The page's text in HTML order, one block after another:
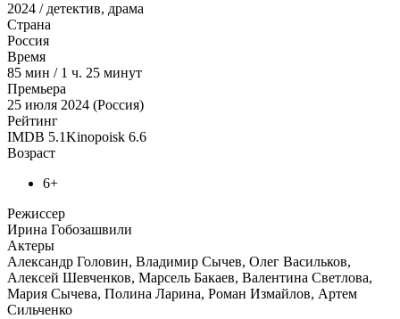
2024 / детектив, драма
Страна
Россия
Время
85 мин / 1 ч. 25 минут
Премьера
25 июля 2024 (Россия)
Рейтинг
IMDB 5.1Kinopoisk 6.6
Возраст
6+
Режиссер
Ирина Гобозашвили
Актеры
Александр Головин, Владимир Сычев, Олег Васильков,
Алексей Шевченков, Марсель Бакаев, Валентина Светлова,
Мария Сычева, Полина Ларина, Роман Измайлов, Артем
Сильченко